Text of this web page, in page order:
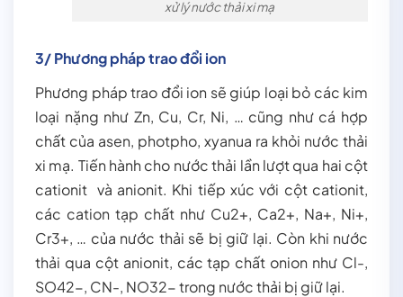
xử lý nước thải xi mạ
3/ Phương pháp trao đổi ion
Phương pháp trao đổi ion sẽ giúp loại bỏ các kim
loại nặng như Zn, Cu, Cr, Ni, … cũng như cá hợp
chất của asen, photpho, xyanua ra khỏi nước thải
xi mạ. Tiến hành cho nước thải lần lượt qua hai cột
cationit và anionit. Khi tiếp xúc với cột cationit,
các cation tạp chất như Cu2+, Ca2+, Na+, Ni+,
Cr3+, … của nước thải sẽ bị giữ lại. Còn khi nước
thải qua cột anionit, các tạp chất onion như Cl-,
SO42-, CN-, NO32- trong nước thải bị giữ lại.